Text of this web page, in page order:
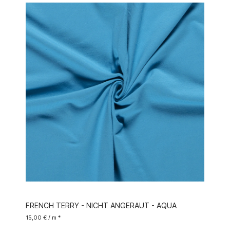
FRENCH TERRY - NICHT ANGERAUT - AQUA
15,00 € / m *